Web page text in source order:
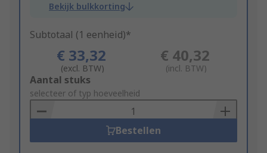
Bekijk bulkkorting
Subtotaal (1 eenheid)*
€ 33,32
(excl. BTW)
€ 40,32
(incl. BTW)
Add
to
Basket
Aantal stuks
selecteer of typ hoeveelheid
Bestellen